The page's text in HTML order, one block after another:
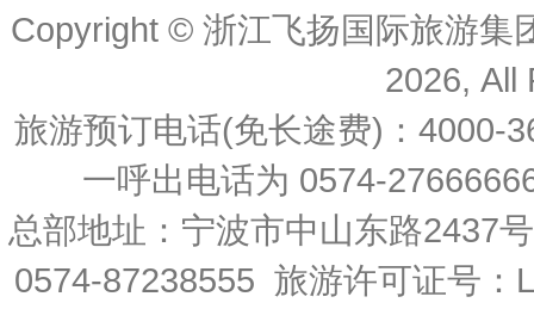
Copyright © 浙江飞扬国际旅游集
2026, All
旅游预订电话(免长途费)：4000-
一呼出电话为 0574-
总部地址：宁波市中山东路2437
0574-87238555 旅游许可证号